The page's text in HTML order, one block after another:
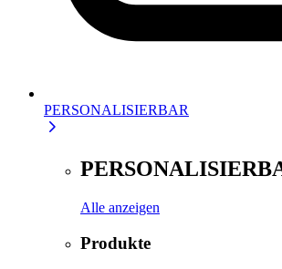
PERSONALISIERBAR
Alle anzeigen
Produkte